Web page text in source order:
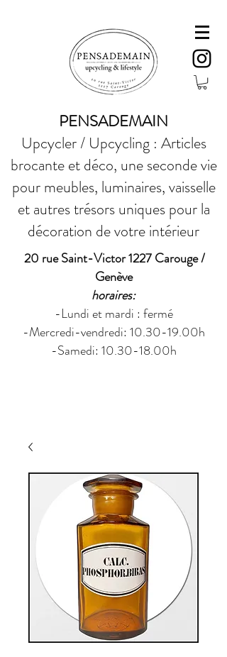
PENSADEMAIN
Upcycler / Upcycling : Articles
brocante et déco, une seconde vie
pour meubles, luminaires, vaisselle
et autres trésors uniques pour la
décoration de votre intérieur
20 rue Saint-Victor 1227 Carouge /
Genève
horaires:
-Lundi et mardi : fermé
-Mercredi-vendredi: 10.30-19.00h
-Samedi: 10.30-18.00h